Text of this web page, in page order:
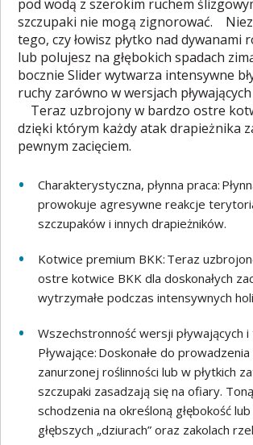
pod wodą z szerokim ruchem
szczupaki nie mogą zignorować.
tego, czy łowisz płytko nad dywanami
lub polujesz na głębokich spadach
bocznie Slider wytwarza intensywne
ruchy zarówno w wersjach
Teraz uzbrojony w bardzo ostre
dzięki którym każdy atak drapieżnika
pewnym zacięciem.
Charakterystyczna, płynna praca:
prowokuje agresywne reakcje
szczupaków i innych drapieżników.
Kotwice premium BKK: Teraz
ostre kotwice BKK dla doskonałych
wytrzymałe podczas intensywnych
Wszechstronność wersji pływających i
Pływające: Doskonałe do
zanurzonej roślinności lub w płytkich
szczupaki zasadzają się na ofiary.
schodzenia na określoną głębokość
głębszych „dziurach” oraz zakolach